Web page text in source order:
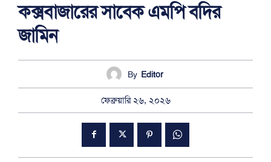
কক্সবাজারের সাবেক এমপি বদির
জামিন
By Editor
ফেব্রুয়ারি ২৬, ২০২৬